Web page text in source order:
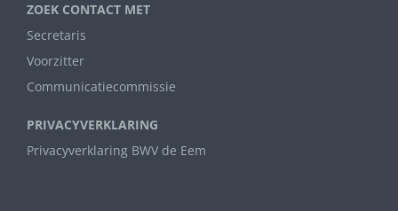
ZOEK CONTACT MET
Secretaris
Voorzitter
Communicatiecommissie
PRIVACYVERKLARING
Privacyverklaring BWV de Eem